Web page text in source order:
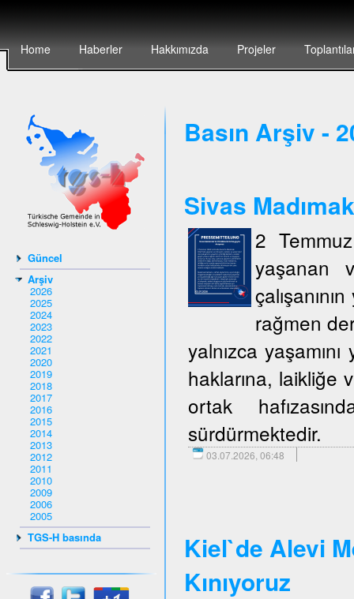
Home Haberler Hakkımızda Projeler
Güncel
Arşiv
2026
2025
2024
2023
2022
2021
2020
2019
2018
2017
2016
2015
2014
2013
2012
2011
2010
2009
2006
2005
TGS-H basında
Basın Arşiv -
Sivas
2
yaşanan
rağmen
yalnızca
haklarına, laikliğe
ortak
sürdürmektedir.
03.07.2026, 06:48
Kiel`de Alevi
Kınıyoruz